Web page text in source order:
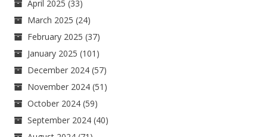
April 2025 (33)
March 2025 (24)
February 2025 (37)
January 2025 (101)
December 2024 (57)
November 2024 (51)
October 2024 (59)
September 2024 (40)